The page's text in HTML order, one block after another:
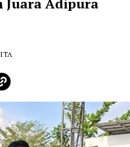
Juara Adipura